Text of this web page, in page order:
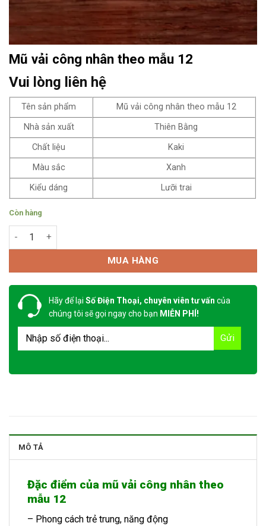
Mũ vải công nhân theo mẫu 12
Vui lòng liên hệ
Tên sản phẩm
Mũ vải công nhân theo mẫu 12
Nhà sản xuất
Thiên Bằng
Chất liệu
Kaki
Màu sắc
Xanh
Kiểu dáng
Lưỡi trai
Còn hàng
Mũ vải công nhân theo mẫu 12 số lượng
MUA HÀNG
Hãy để lại Số Điện Thoại, chuyên viên tư vấn của
chúng tôi sẽ gọi ngay cho bạn MIỄN PHÍ!
MÔ TẢ
Đặc điểm của mũ vải công nhân theo
mẫu 12
– Phong cách trẻ trung, năng động